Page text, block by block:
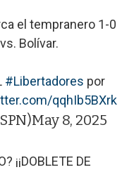
el tempranero 1-0
Bolívar.
#Libertadores por
qqhIb5BXrk
May 8, 2025
¡¡DOBLETE DE